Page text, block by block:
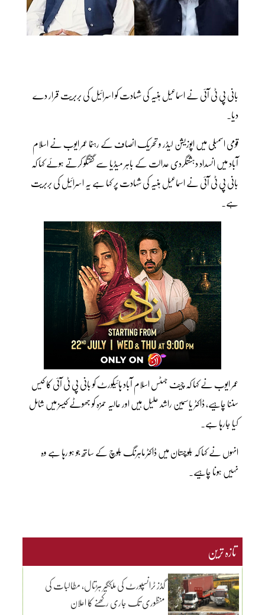
بانی پی ٹی آئی نے اسماعیل ہنیہ کی شہادت کو اسرائیل کی بربریت قرار دے
دیا۔
قومی اسمبلی میں اپوزیشن لیڈر و تحریک انصاف کے رہنما عمر ایوب نے اسلام
آباد میں انسداد دہشتگردی عدالت کے باہر میڈیا سے گفتگو کرتے ہوئے کہا کہ
بانی پی ٹی آئی نے اسماعیل ہنیہ کی شہادت پر کہا ہے یہ اسرائیل کی بربریت
ہے۔
عمر ایوب نے کہا کہ چیف جسٹس اسلام آباد ہائیکورٹ کو بانی پی ٹی آئی کا کیس
سننا چاہیے، ڈاکٹر یاسمین راشد علیل ہیں اور عالیہ حمزہ کو جھوٹے کیسز میں شامل
کیا جارہا ہے۔
انہوں نے کہا کہ بلوچستان میں ڈاکٹر ماہرنگ بلوچ کے ساتھ جو ہو رہا ہے وہ
نہیں ہونا چاہیے۔
تازہ ترین
گڈز ٹرانسپورٹ کی ملکگیر ہڑتال، مطالبات کی
منظوری تک جاری رکھنے کا اعلان